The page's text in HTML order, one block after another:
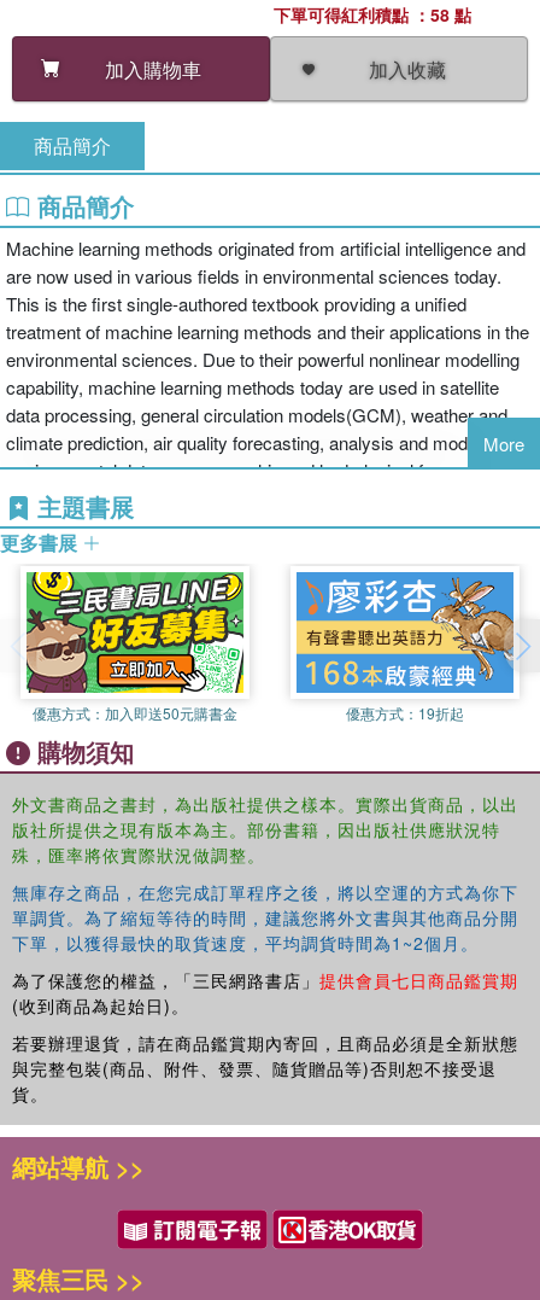
加入購物車 加入收藏
下單可得紅利積點 ：58 點
商品簡介
商品簡介
Machine learning methods originated from artificial intelligence and
are now used in various fields in environmental sciences today.
This is the first single-authored textbook providing a unified
treatment of machine learning methods and their applications in the
environmental sciences. Due to their powerful nonlinear modelling
capability, machine learning methods today are used in satellite
data processing, general circulation models(GCM), weather and
climate prediction, air quality forecasting, analysis and modelling of
environmental data, oceanographic and hydrological forecasting,
ecological modelling, and monitoring of snow, ice and forests. The
book includes end-of-chapter review questions and an appendix
listing websites for downloading computer code and data sources.
A resources website contains datasets for exercises, and
password-protected solutions are available. The book is suitable for
first-year graduate students and advanced undergraduates. It is
also valuable for researchers and practitioners in environmental
sciences interested in applying these new methods to their own
work.
More
主題書展
更多書展
優惠方式： 加入即送50元購書金 優惠方式： 19折起
購物須知
外文書商品之書封，為出版社提供之樣本。實際出貨商品，以出
版社所提供之現有版本為主。部份書籍，因出版社供應狀況特
殊，匯率將依實際狀況做調整。
無庫存之商品，在您完成訂單程序之後，將以空運的方式為你下
單調貨。為了縮短等待的時間，建議您將外文書與其他商品分開
下單，以獲得最快的取貨速度，平均調貨時間為1~2個月。
為了保護您的權益，「三民網路書店」 提供會員七日商品鑑賞期
(收到商品為起始日)。
若要辦理退貨，請在商品鑑賞期內寄回，且商品必須是全新狀態
與完整包裝(商品、附件、發票、隨貨贈品等)否則恕不接受退
貨。
網站導航 >>
聚焦三民 >>